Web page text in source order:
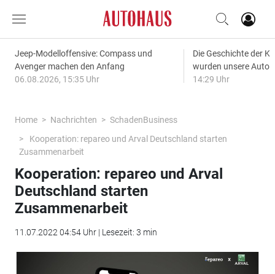
Jeep-Modelloffensive: Compass und
Avenger machen den Anfang
06.08.2026, 15:35 Uhr
Die Geschichte der
wurden unsere
14:29 Uhr
Home Nachrichten
SchadenBusiness
Kooperation: repareo und Arval Deutschland starten
Zusammenarbeit
Kooperation: repareo und Arval
Deutschland starten
Zusammenarbeit
11.07.2022 04:54 Uhr | Lesezeit: 3 min